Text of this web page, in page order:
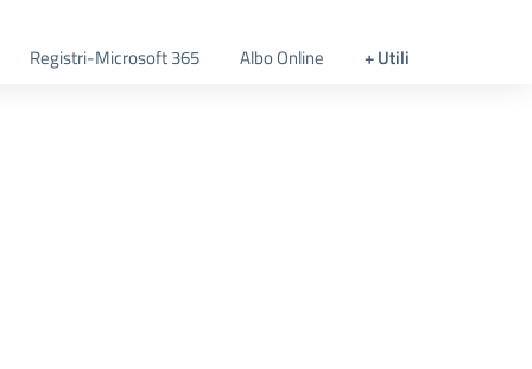
Registri-Microsoft 365 Albo Online + Utili